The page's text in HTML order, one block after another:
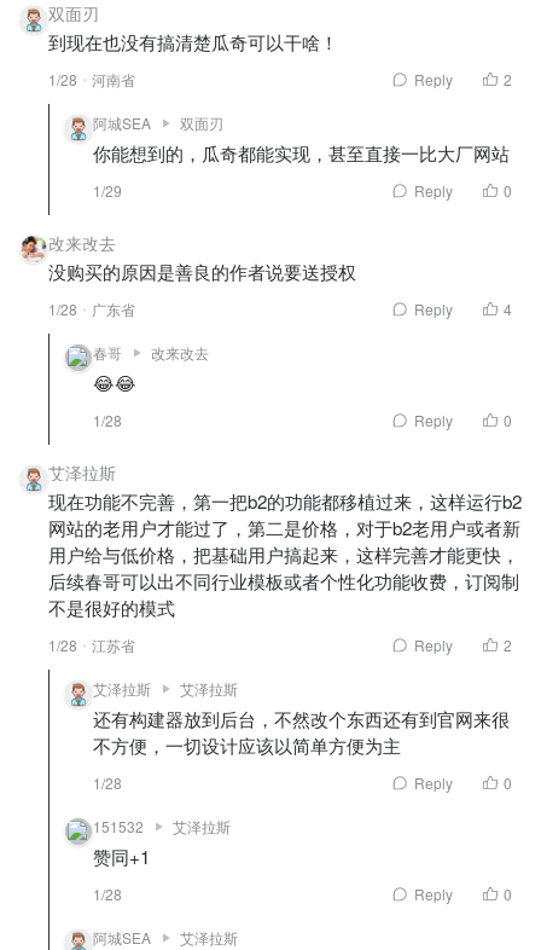
双面刃
到现在也没有搞清楚瓜奇可以干啥！
1/28 河南省 Reply 2
阿城SEA 双面刃
你能想到的，瓜奇都能实现，甚至直接一比大厂网站
1/29 Reply 0
改来改去
没购买的原因是善良的作者说要送授权
1/28 广东省 Reply 4
春哥 改来改去
😂😂
1/28 Reply 0
艾泽拉斯
现在功能不完善，第一把b2的功能都移植过来，这样运行b2
网站的老用户才能过了，第二是价格，对于b2老用户或者新
用户给与低价格，把基础用户搞起来，这样完善才能更快，
后续春哥可以出不同行业模板或者个性化功能收费，订阅制
不是很好的模式
1/28 江苏省 Reply 2
艾泽拉斯 艾泽拉斯
还有构建器放到后台，不然改个东西还有到官网来很
不方便，一切设计应该以简单方便为主
1/28 Reply 0
151532 艾泽拉斯
赞同+1
1/28 Reply 0
阿城SEA 艾泽拉斯